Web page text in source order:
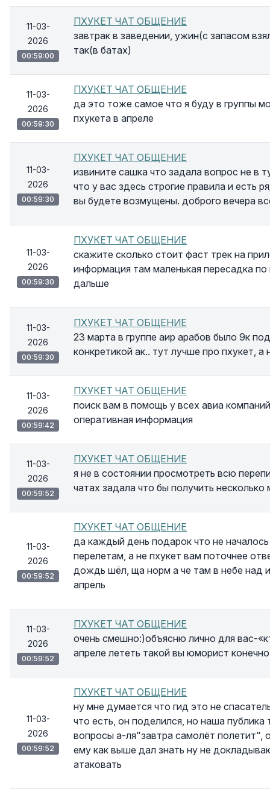
11-03-
2026
00:59:00
ПХУКЕТ ЧАТ ОБЩЕНИЕ
завтрак в заведении, ужин(с запасом
так(в батах)
11-03-
2026
00:59:30
ПХУКЕТ ЧАТ ОБЩЕНИЕ
да это тоже самое что я буду в группы
пхукета в апреле
11-03-
2026
00:59:30
ПХУКЕТ ЧАТ ОБЩЕНИЕ
извините сашка что задала вопрос не в
что у вас здесь строгие правила и есть
вы будете возмущены. доброго вечера
11-03-
2026
00:59:30
ПХУКЕТ ЧАТ ОБЩЕНИЕ
скажите сколько стоит фаст трек на
информация там маленькая пересадка
дальше
11-03-
2026
00:59:30
ПХУКЕТ ЧАТ ОБЩЕНИЕ
23 марта в группе аир арабов было 9к
конкретикой ак.. тут лучше про пхукет,
11-03-
2026
00:59:42
ПХУКЕТ ЧАТ ОБЩЕНИЕ
поиск вам в помощь у всех авиа
оперативная информация
11-03-
2026
00:59:52
ПХУКЕТ ЧАТ ОБЩЕНИЕ
я не в состоянии просмотреть всю
чатах задала что бы получить несколько
11-03-
2026
00:59:52
ПХУКЕТ ЧАТ ОБЩЕНИЕ
да каждый день подарок что не
перелетам, а не пхукет вам поточнее
дождь шёл, ща норм а че там в небе над
апрель
11-03-
2026
00:59:52
ПХУКЕТ ЧАТ ОБЩЕНИЕ
очень смешно:)объясню лично для вас-
апреле лететь такой вы юморист конечно
11-03-
2026
00:59:52
ПХУКЕТ ЧАТ ОБЩЕНИЕ
ну мне думается что гид это не
что есть, он поделился, но наша
вопросы а-ля"завтра самолёт полетит",
ему как выше дал знать ну не
атаковать